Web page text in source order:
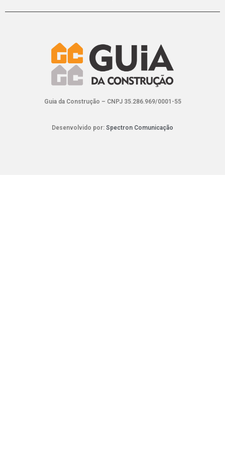
Guia da Construção – CNPJ 35.286.969/0001-55
Desenvolvido por: Spectron Comunicação